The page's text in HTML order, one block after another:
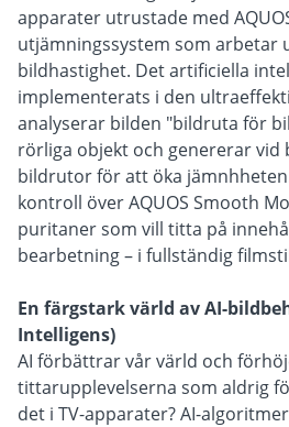
apparater utrustade med
utjämningssystem som arbetar
bildhastighet. Det artificiella
implementerats i den
analyserar bilden "bildruta för
rörliga objekt och genererar vid
bildrutor för att öka
kontroll över AQUOS Smooth
puritaner som vill titta på
bearbetning – i fullständig
En färgstark värld av AI-
Intelligens)
AI förbättrar vår värld och
tittarupplevelserna som aldrig
det i TV-apparater? AI-